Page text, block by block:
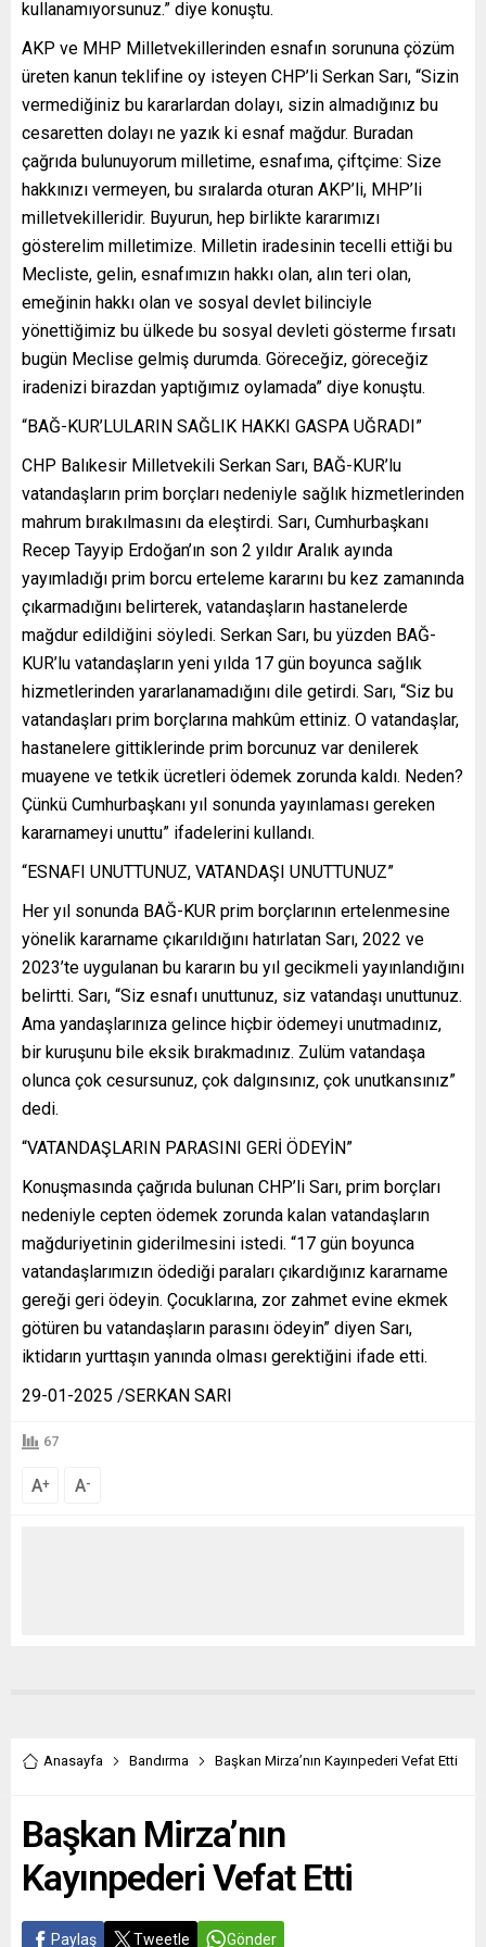
kullanamıyorsunuz.” diye konuştu.
AKP ve MHP Milletvekillerinden esnafın sorununa çözüm
üreten kanun teklifine oy isteyen CHP’li Serkan Sarı, “Sizin
vermediğiniz bu kararlardan dolayı, sizin almadığınız bu
cesaretten dolayı ne yazık ki esnaf mağdur. Buradan
çağrıda bulunuyorum milletime, esnafıma, çiftçime: Size
hakkınızı vermeyen, bu sıralarda oturan AKP’li, MHP’li
milletvekilleridir. Buyurun, hep birlikte kararımızı
gösterelim milletimize. Milletin iradesinin tecelli ettiği bu
Mecliste, gelin, esnafımızın hakkı olan, alın teri olan,
emeğinin hakkı olan ve sosyal devlet bilinciyle
yönettiğimiz bu ülkede bu sosyal devleti gösterme fırsatı
bugün Meclise gelmiş durumda. Göreceğiz, göreceğiz
iradenizi birazdan yaptığımız oylamada” diye konuştu.
“BAĞ-KUR’LULARIN SAĞLIK HAKKI GASPA UĞRADI”
CHP Balıkesir Milletvekili Serkan Sarı, BAĞ-KUR’lu
vatandaşların prim borçları nedeniyle sağlık hizmetlerinden
mahrum bırakılmasını da eleştirdi. Sarı, Cumhurbaşkanı
Recep Tayyip Erdoğan’ın son 2 yıldır Aralık ayında
yayımladığı prim borcu erteleme kararını bu kez zamanında
çıkarmadığını belirterek, vatandaşların hastanelerde
mağdur edildiğini söyledi. Serkan Sarı, bu yüzden BAĞ-
KUR’lu vatandaşların yeni yılda 17 gün boyunca sağlık
hizmetlerinden yararlanamadığını dile getirdi. Sarı, “Siz bu
vatandaşları prim borçlarına mahkûm ettiniz. O vatandaşlar,
hastanelere gittiklerinde prim borcunuz var denilerek
muayene ve tetkik ücretleri ödemek zorunda kaldı. Neden?
Çünkü Cumhurbaşkanı yıl sonunda yayınlaması gereken
kararnameyi unuttu” ifadelerini kullandı.
“ESNAFI UNUTTUNUZ, VATANDAŞI UNUTTUNUZ”
Her yıl sonunda BAĞ-KUR prim borçlarının ertelenmesine
yönelik kararname çıkarıldığını hatırlatan Sarı, 2022 ve
2023’te uygulanan bu kararın bu yıl gecikmeli yayınlandığını
belirtti. Sarı, “Siz esnafı unuttunuz, siz vatandaşı unuttunuz.
Ama yandaşlarınıza gelince hiçbir ödemeyi unutmadınız,
bir kuruşunu bile eksik bırakmadınız. Zulüm vatandaşa
olunca çok cesursunuz, çok dalgınsınız, çok unutkansınız”
dedi.
“VATANDAŞLARIN PARASINI GERİ ÖDEYİN”
Konuşmasında çağrıda bulunan CHP’li Sarı, prim borçları
nedeniyle cepten ödemek zorunda kalan vatandaşların
mağduriyetinin giderilmesini istedi. “17 gün boyunca
vatandaşlarımızın ödediği paraları çıkardığınız kararname
gereği geri ödeyin. Çocuklarına, zor zahmet evine ekmek
götüren bu vatandaşların parasını ödeyin” diyen Sarı,
iktidarın yurttaşın yanında olması gerektiğini ifade etti.
29-01-2025 /SERKAN SARI
67
A+ A-
Anasayfa Bandırma Başkan Mirza’nın Kayınpederi Vefat Etti
Başkan Mirza’nın
Kayınpederi Vefat Etti
Paylaş Tweetle Gönder